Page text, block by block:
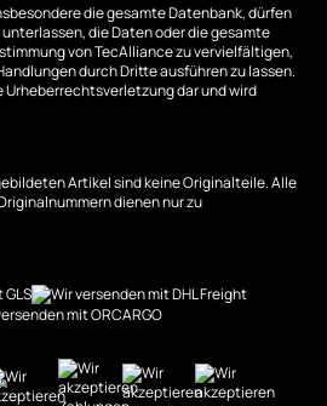
die gesamte Datenbank, dürfen
die Daten oder die gesamte
von TecAlliance zu vervielfältigen,
durch Dritte ausführen zu lassen.
dar und wird
Artikel sind keine Originalteile. Alle
dienen nur zu